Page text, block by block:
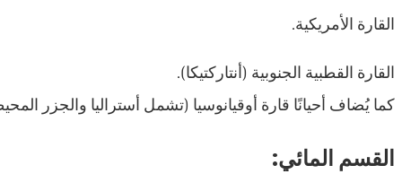
القارة الأمريكية.
القارة القطبية الجنوبية (أنتاركتيكا).
كما يُضاف أحيانًا قارة أوقيانوسيا (تشمل أستراليا والجزر
القسم المائي: